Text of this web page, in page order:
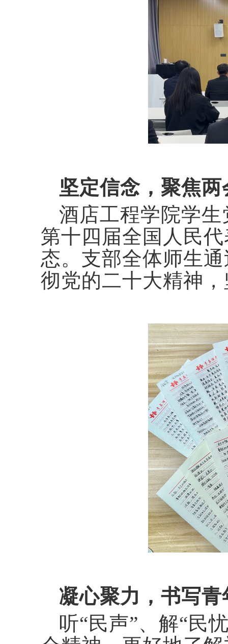
坚定信念，聚焦两
酒店工程学院学
第十四届全国人民
态。支部全体师生
彻党的二十大精神
凝心聚力，书写青
听“民声”、解“民